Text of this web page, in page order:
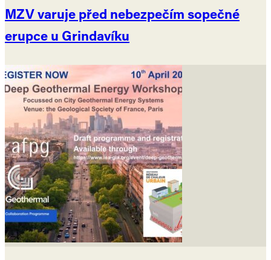
MZV varuje před nebezpečím sopečné
erupce u Grindavíku